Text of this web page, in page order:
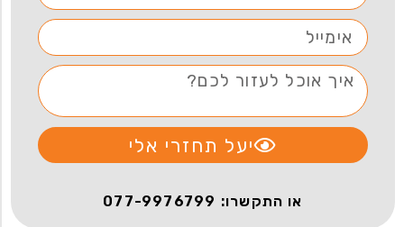
יעל תחזרי אלי
או התקשרו: 077-9976799